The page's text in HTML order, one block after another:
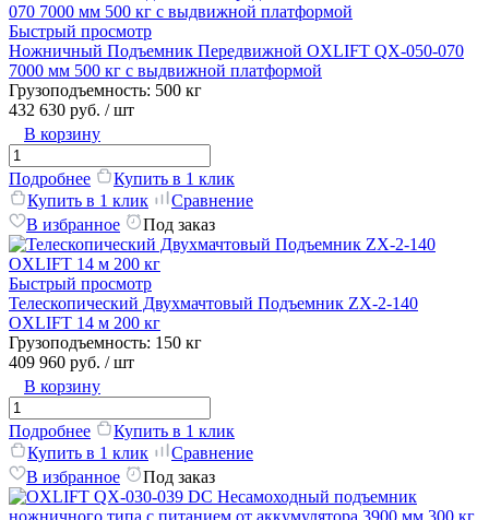
Быстрый просмотр
Ножничный Подъемник Передвижной OXLIFT QX-050-070
7000 мм 500 кг с выдвижной платформой
Грузоподъемность: 500 кг
432 630 руб. / шт
В корзину
Подробнее
Купить в 1 клик
Купить в 1 клик
Сравнение
В избранное
Под заказ
Быстрый просмотр
Телескопический Двухмачтовый Подъемник ZX-2-140
OXLIFT 14 м 200 кг
Грузоподъемность: 150 кг
409 960 руб. / шт
В корзину
Подробнее
Купить в 1 клик
Купить в 1 клик
Сравнение
В избранное
Под заказ